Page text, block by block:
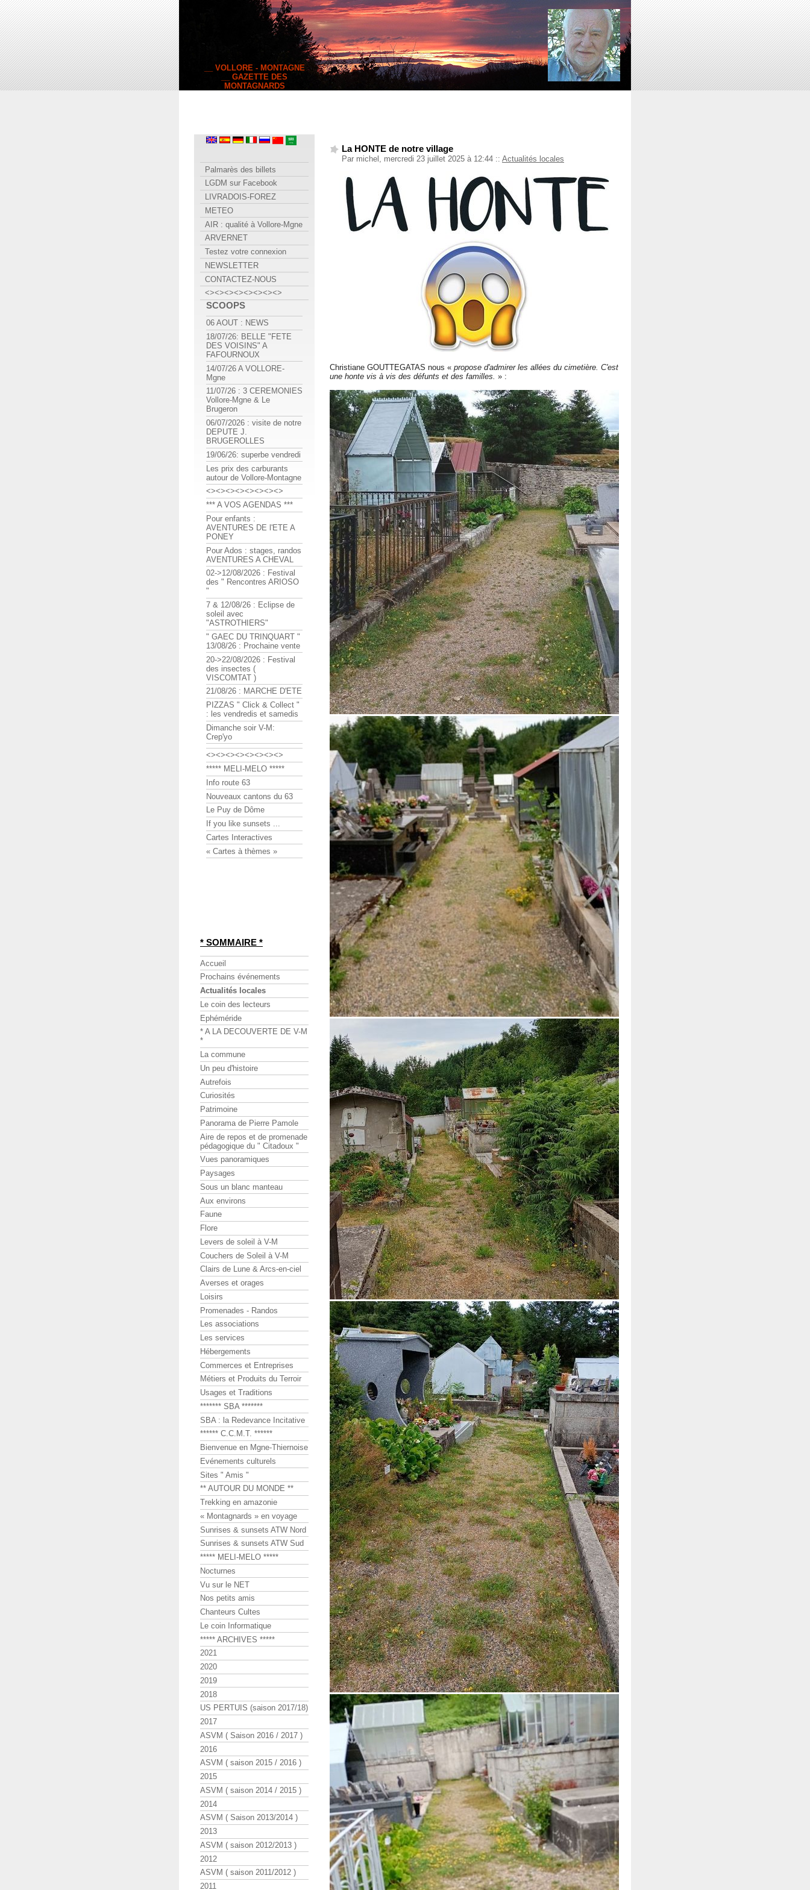
__ VOLLORE - MONTAGNE
__ GAZETTE DES
MONTAGNARDS
La HONTE de notre village
Par michel, mercredi 23 juillet 2025 à 12:44 :: Actualités locales
Christiane GOUTTEGATAS nous « propose d'admirer les allées du cimetière. C'est
une honte vis à vis des défunts et des familles. » :
Palmarès des billets
LGDM sur Facebook
LIVRADOIS-FOREZ
METEO
AIR : qualité à Vollore-Mgne
ARVERNET
Testez votre connexion
NEWSLETTER
CONTACTEZ-NOUS
<><><><><><><><>
SCOOPS
06 AOUT : NEWS
18/07/26: BELLE "FETE
DES VOISINS" A
FAFOURNOUX
14/07/26 A VOLLORE-
Mgne
11/07/26 : 3 CEREMONIES
Vollore-Mgne & Le
Brugeron
06/07/2026 : visite de notre
DEPUTE J.
BRUGEROLLES
19/06/26: superbe vendredi
Les prix des carburants
autour de Vollore-Montagne
<><><><><><><><>
*** A VOS AGENDAS ***
Pour enfants :
AVENTURES DE l'ETE A
PONEY
Pour Ados : stages, randos
AVENTURES A CHEVAL
02->12/08/2026 : Festival
des " Rencontres ARIOSO
"
7 & 12/08/26 : Eclipse de
soleil avec
"ASTROTHIERS"
" GAEC DU TRINQUART "
13/08/26 : Prochaine vente
20->22/08/2026 : Festival
des insectes (
VISCOMTAT )
21/08/26 : MARCHE D'ETE
PIZZAS " Click & Collect "
: les vendredis et samedis
Dimanche soir V-M:
Crep'yo
<><><><><><><><>
***** MELI-MELO *****
Info route 63
Nouveaux cantons du 63
Le Puy de Dôme
If you like sunsets ...
Cartes Interactives
« Cartes à thèmes »
* SOMMAIRE *
Accueil
Prochains événements
Actualités locales
Le coin des lecteurs
Ephéméride
* A LA DECOUVERTE DE V-M
*
La commune
Un peu d'histoire
Autrefois
Curiosités
Patrimoine
Panorama de Pierre Pamole
Aire de repos et de promenade
pédagogique du " Citadoux "
Vues panoramiques
Paysages
Sous un blanc manteau
Aux environs
Faune
Flore
Levers de soleil à V-M
Couchers de Soleil à V-M
Clairs de Lune & Arcs-en-ciel
Averses et orages
Loisirs
Promenades - Randos
Les associations
Les services
Hébergements
Commerces et Entreprises
Métiers et Produits du Terroir
Usages et Traditions
******* SBA *******
SBA : la Redevance Incitative
****** C.C.M.T. ******
Bienvenue en Mgne-Thiernoise
Evénements culturels
Sites " Amis "
** AUTOUR DU MONDE **
Trekking en amazonie
« Montagnards » en voyage
Sunrises & sunsets ATW Nord
Sunrises & sunsets ATW Sud
***** MELI-MELO *****
Nocturnes
Vu sur le NET
Nos petits amis
Chanteurs Cultes
Le coin Informatique
***** ARCHIVES *****
2021
2020
2019
2018
US PERTUIS (saison 2017/18)
2017
ASVM ( Saison 2016 / 2017 )
2016
ASVM ( saison 2015 / 2016 )
2015
ASVM ( saison 2014 / 2015 )
2014
ASVM ( Saison 2013/2014 )
2013
ASVM ( saison 2012/2013 )
2012
ASVM ( saison 2011/2012 )
2011